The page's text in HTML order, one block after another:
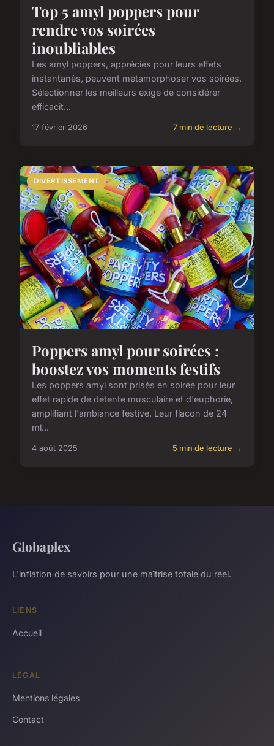
Top 5 amyl poppers pour
rendre vos soirées
inoubliables
Les amyl poppers, appréciés pour leurs effets
instantanés, peuvent métamorphoser vos soirées.
Sélectionner les meilleurs exige de considérer
efficacit...
17 février 2026 7 min de lecture →
DIVERTISSEMENT
Poppers amyl pour soirées :
boostez vos moments festifs
Les poppers amyl sont prisés en soirée pour leur
effet rapide de détente musculaire et d'euphorie,
amplifiant l'ambiance festive. Leur flacon de 24
ml...
4 août 2025 5 min de lecture →
Globaplex
L'inflation de savoirs pour une maîtrise totale du réel.
LIENS
Accueil
LÉGAL
Mentions légales
Contact